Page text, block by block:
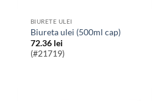
BIURETE ULEI
Biureta ulei (500ml cap)
72.36 lei
(#21719)